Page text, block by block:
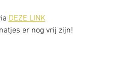
DEZE LINK
er nog vrij zijn!